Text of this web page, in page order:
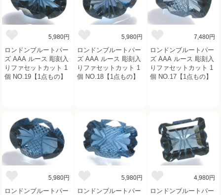
5,980円
ロンドンブルートパー
ズ AAA ルース 彫刻入
りファセットカット 1
個 NO.19【1点もの】
5,980円
ロンドンブルートパー
ズ AAA ルース 彫刻入
りファセットカット 1
個 NO.18【1点もの】
7,480円
ロンドンブルートパー
ズ AAA ルース 彫刻入
りファセットカット 1
個 NO.17【1点もの】
5,980円
ロンドンブルートパー
5,980円
ロンドンブルートパー
4,980円
ロンドンブルートパー